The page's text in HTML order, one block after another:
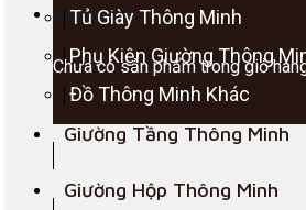
Giỏ hàng
Chưa có sản phẩm trong giỏ
Tủ Giày Thông Minh
Phụ Kiện Giường Thông
Đồ Thông Minh Khác
Giường Tầng Thông Minh
Giường Hộp Thông Minh